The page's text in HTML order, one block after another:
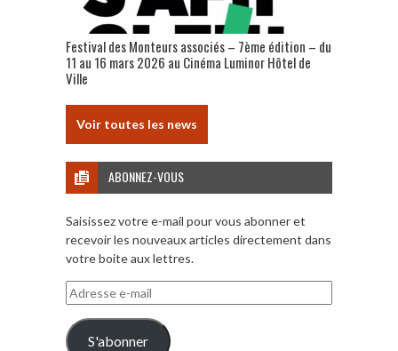
Festival des Monteurs associés – 7ème édition – du
11 au 16 mars 2026 au Cinéma Luminor Hôtel de
Ville
Voir toutes les news
ABONNEZ-VOUS
Saisissez votre e-mail pour vous abonner et
recevoir les nouveaux articles directement dans
votre boite aux lettres.
Adresse
e-
mail
S'abonner